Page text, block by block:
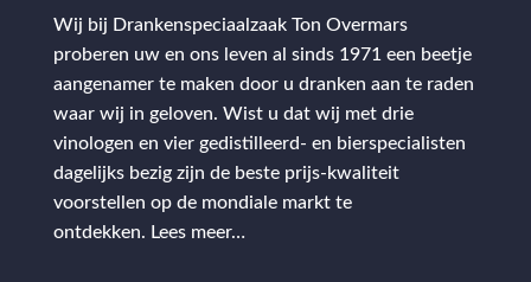
Wij bij Drankenspeciaalzaak Ton Overmars
proberen uw en ons leven al sinds 1971 een beetje
aangenamer te maken door u dranken aan te raden
waar wij in geloven. Wist u dat wij met drie
vinologen en vier gedistilleerd- en bierspecialisten
dagelijks bezig zijn de beste prijs-kwaliteit
voorstellen op de mondiale markt te
ontdekken. Lees meer…